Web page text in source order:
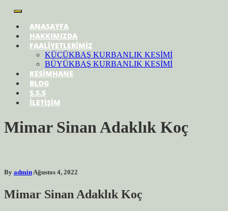
ANASAYFA
HAKKIMIZDA
FAALİYETLERİMİZ
KÜÇÜKBAŞ KURBANLIK KESİMİ
BÜYÜKBAŞ KURBANLIK KESİMİ
KESİMHANE
BLOG
S.S.S
İLETİŞİM
Mimar Sinan Adaklık Koç
By adminAğustos 4, 2022
Mimar SinanAdaklık Koç